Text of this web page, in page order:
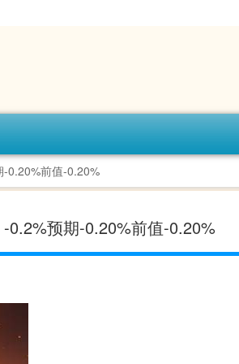
0.20%前值-0.20%
0.2%预期-0.20%前值-0.20%